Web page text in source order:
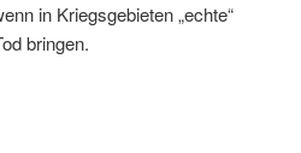
in Kriegsgebieten „echte“
bringen.